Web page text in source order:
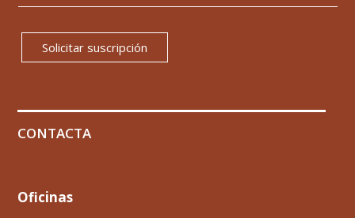
Solicitar suscripción
CONTACTA
Oficinas